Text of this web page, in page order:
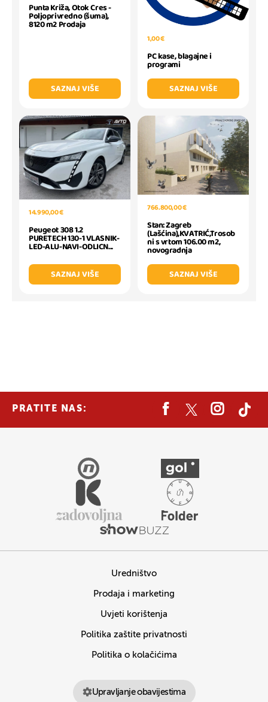
Punta Križa, Otok Cres -
Poljoprivredno (šuma),
8120 m2 Prodaja
SAZNAJ VIŠE
1,00 €
PC kase, blagajne i
programi
SAZNAJ VIŠE
14.990,00 €
Peugeot 308 1.2
PURETECH 130-1 VLASNIK-
LED-ALU-NAVI-ODLICN...
SAZNAJ VIŠE
766.800,00 €
Stan: Zagreb
(Lašćina),KVATRIĆ,Trosob
ni s vrtom 106.00 m2,
novogradnja
SAZNAJ VIŠE
PRATITE NAS:
Uredništvo
Prodaja i marketing
Uvjeti korištenja
Politika zaštite privatnosti
Politika o kolačićima
Upravljanje obavijestima